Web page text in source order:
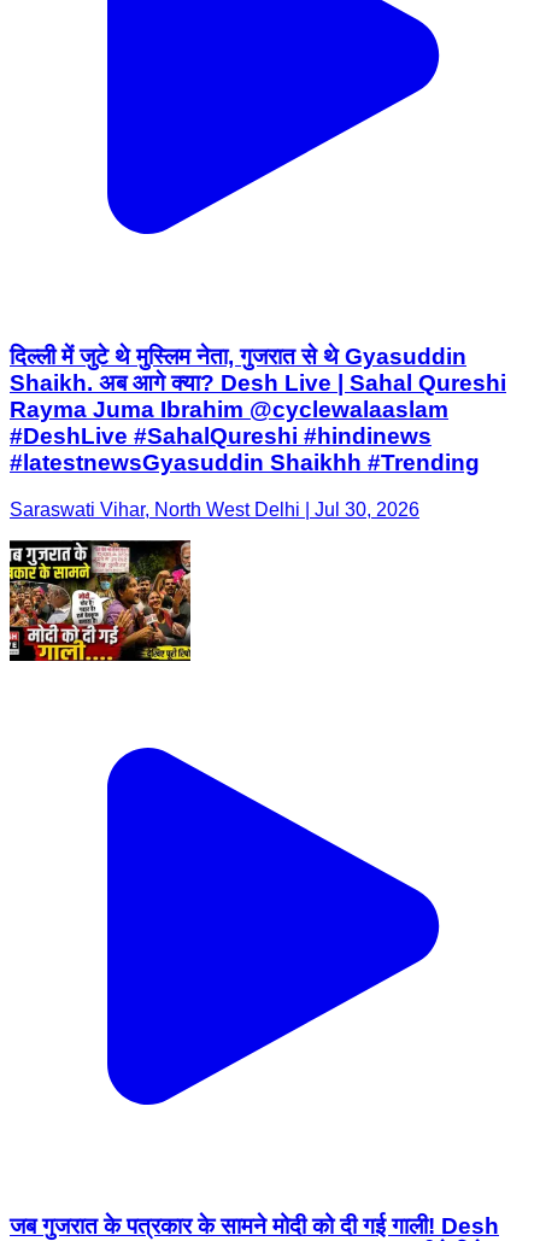
दिल्ली में जुटे थे मुस्लिम नेता, गुजरात से थे Gyasuddin
Shaikh. अब आगे क्या? Desh Live | Sahal Qureshi
Rayma Juma Ibrahim @cyclewalaaslam
#DeshLive #SahalQureshi #hindinews
#latestnewsGyasuddin Shaikhh #Trending
Saraswati Vihar, North West Delhi | Jul 30, 2026
जब गुजरात के पत्रकार के सामने मोदी को दी गई गाली! Desh